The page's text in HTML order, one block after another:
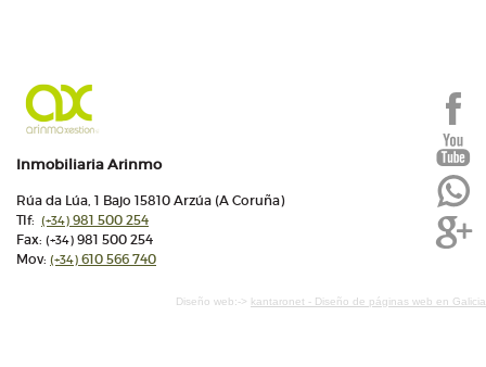
Inmobiliaria Arinmo
Rúa da Lúa, 1 Bajo 15810 Arzúa (A Coruña)
Tlf: (+34) 981 500 254
Fax: (+34) 981 500 254
Mov: (+34) 610 566 740
Diseño web:-> kantaronet - Diseño de páginas web en Galicia